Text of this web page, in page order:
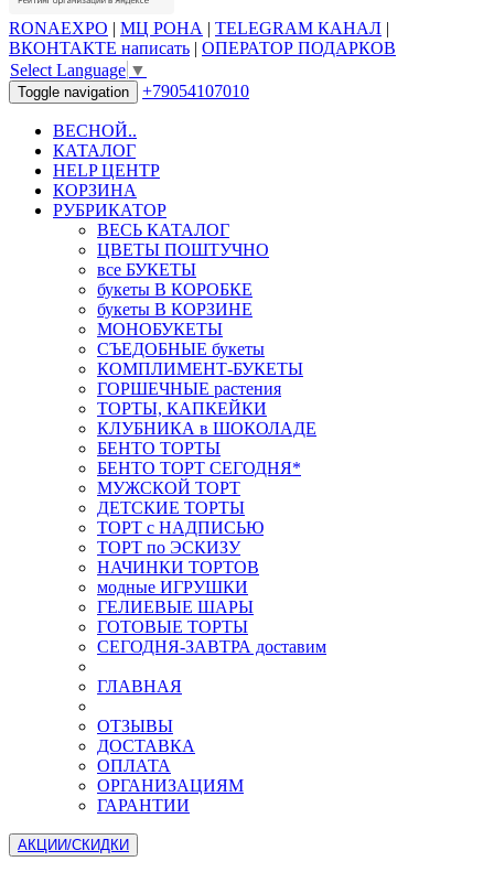
RONAEXPO МЦ РОНА TELEGRAM КАНАЛ
ВКОНТАКТЕ написать
ОПЕРАТОР ПОДАРКОВ
Select Language ▼
Toggle navigation +79054107010
ВЕСНОЙ..
КАТАЛОГ
HELP ЦЕНТР
КОРЗИНА
РУБРИКАТОР
ВЕСЬ КАТАЛОГ
ЦВЕТЫ ПОШТУЧНО
все БУКЕТЫ
букеты В КОРОБКЕ
букеты В КОРЗИНЕ
МОНОБУКЕТЫ
СЪЕДОБНЫЕ букеты
КОМПЛИМЕНТ-БУКЕТЫ
ГОРШЕЧНЫЕ растения
ТОРТЫ, КАПКЕЙКИ
КЛУБНИКА в ШОКОЛАДЕ
БЕНТО ТОРТЫ
БЕНТО ТОРТ СЕГОДНЯ*
МУЖСКОЙ ТОРТ
ДЕТСКИЕ ТОРТЫ
ТОРТ с НАДПИСЬЮ
ТОРТ по ЭСКИЗУ
НАЧИНКИ ТОРТОВ
модные ИГРУШКИ
ГЕЛИЕВЫЕ ШАРЫ
ГОТОВЫЕ ТОРТЫ
СЕГОДНЯ-ЗАВТРА доставим
ГЛАВНАЯ
ОТЗЫВЫ
ДОСТАВКА
ОПЛАТА
ОРГАНИЗАЦИЯМ
ГАРАНТИИ
АКЦИИ/СКИДКИ